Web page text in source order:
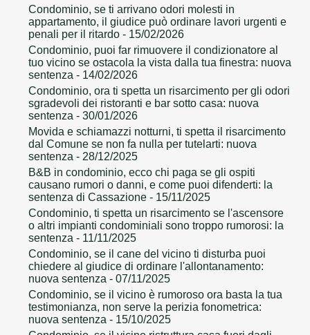
Condominio, se ti arrivano odori molesti in
appartamento, il giudice può ordinare lavori urgenti e
penali per il ritardo - 15/02/2026
Condominio, puoi far rimuovere il condizionatore al
tuo vicino se ostacola la vista dalla tua finestra: nuova
sentenza - 14/02/2026
Condominio, ora ti spetta un risarcimento per gli odori
sgradevoli dei ristoranti e bar sotto casa: nuova
sentenza - 30/01/2026
Movida e schiamazzi notturni, ti spetta il risarcimento
dal Comune se non fa nulla per tutelarti: nuova
sentenza - 28/12/2025
B&B in condominio, ecco chi paga se gli ospiti
causano rumori o danni, e come puoi difenderti: la
sentenza di Cassazione - 15/11/2025
Condominio, ti spetta un risarcimento se l'ascensore
o altri impianti condominiali sono troppo rumorosi: la
sentenza - 11/11/2025
Condominio, se il cane del vicino ti disturba puoi
chiedere al giudice di ordinare l'allontanamento:
nuova sentenza - 07/11/2025
Condominio, se il vicino è rumoroso ora basta la tua
testimonianza, non serve la perizia fonometrica:
nuova sentenza - 15/10/2025